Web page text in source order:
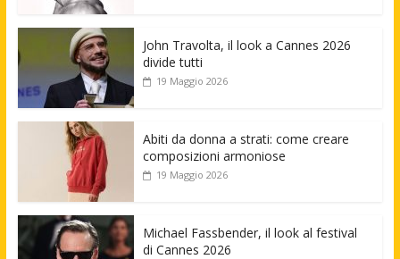
John Travolta, il look a Cannes 2026
divide tutti
19 Maggio 2026
Abiti da donna a strati: come creare
composizioni armoniose
19 Maggio 2026
Michael Fassbender, il look al festival
di Cannes 2026